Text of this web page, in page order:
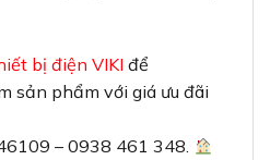
bị điện VIKI để
sản phẩm với giá ưu đãi
– 0938 461 348.